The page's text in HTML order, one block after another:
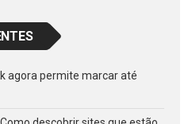
agora permite marcar até